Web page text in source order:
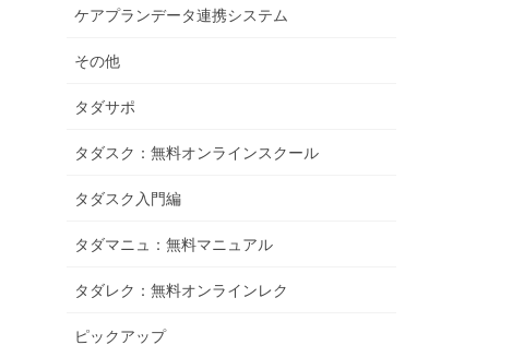
ケアプランデータ連携システム
その他
タダサポ
タダスク：無料オンラインスクール
タダスク入門編
タダマニュ：無料マニュアル
タダレク：無料オンラインレク
ピックアップ